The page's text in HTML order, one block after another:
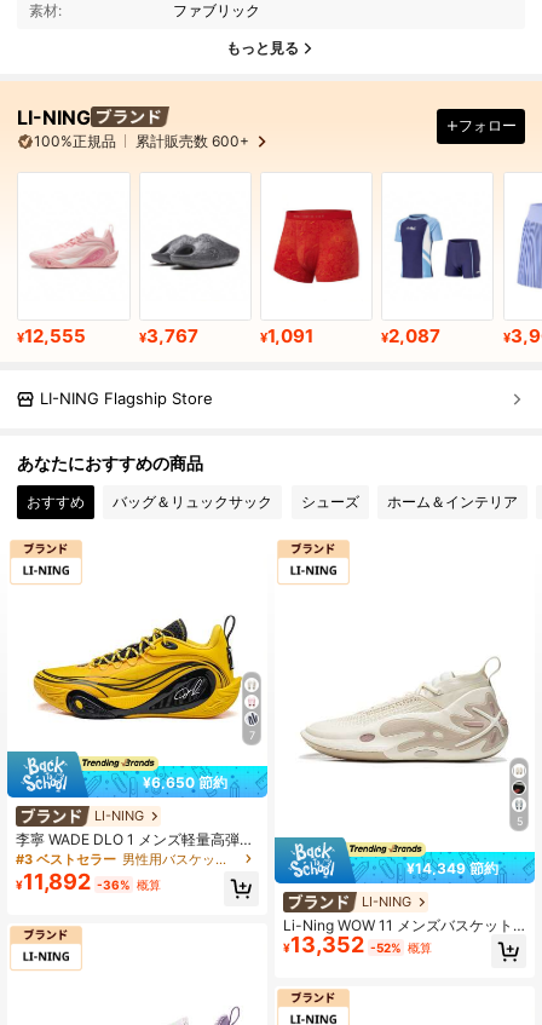
素材: ファブリック
もっと見る
LI-NING
100%正規品 累計販売数 600+
フォロー
¥12,555 ¥3,767 ¥1,091 ¥2,087 ¥
LI-NING Flagship Store
あなたにおすすめの商品
おすすめ バッグ＆リュックサック シューズ ホーム＆インテリア
7
¥6,650 節約
LI-NING
李寧 WADE DLO 1 メンズ軽量高弾性
バスケットボールコートシューズ AB
PV009
#3 ベストセラー 男性用バスケットボールシューズ
¥11,892 -36% 概算
5
¥14,349 節約
LI-NING
Li-Ning WOW 11 メンズバスケット
ボールシューズ、スクイーキー プロ
フェッショナルスポーツシューズ、A
¥13,352 -52% 概算